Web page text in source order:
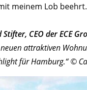
meinem Lob
CEO der ECE
attraktiven
für Hamburg.“ ©